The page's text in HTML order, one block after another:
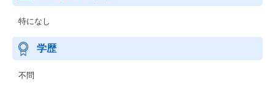
特になし
学歴
不問